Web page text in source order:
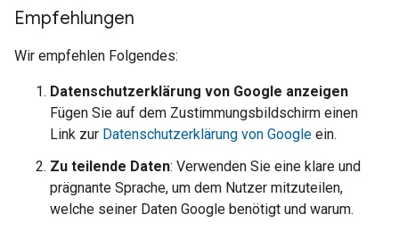
Empfehlungen
Wir empfehlen Folgendes:
Datenschutzerklärung von Google anzeigen
Fügen Sie auf dem Zustimmungsbildschirm einen
Link zur Datenschutzerklärung von Google ein.
Zu teilende Daten: Verwenden Sie eine klare und
prägnante Sprache, um dem Nutzer mitzuteilen,
welche seiner Daten Google benötigt und warum.